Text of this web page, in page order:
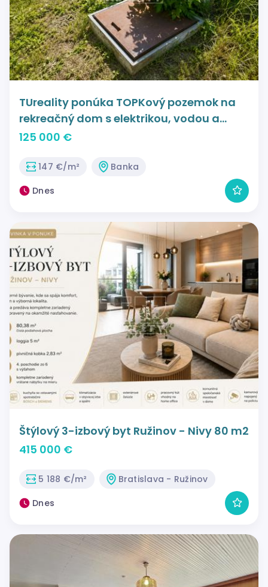
TUreality ponúka TOPKový pozemok na
rekreačný dom s elektrikou, vodou a
kanalizáciou na pozemku s výhľadom na
125 000 €
147 €/m²
Banka
Dnes
Štýlový 3-izbový byt Ružinov - Nivy 80 m2
415 000 €
5 188 €/m²
Bratislava - Ružinov
Dnes